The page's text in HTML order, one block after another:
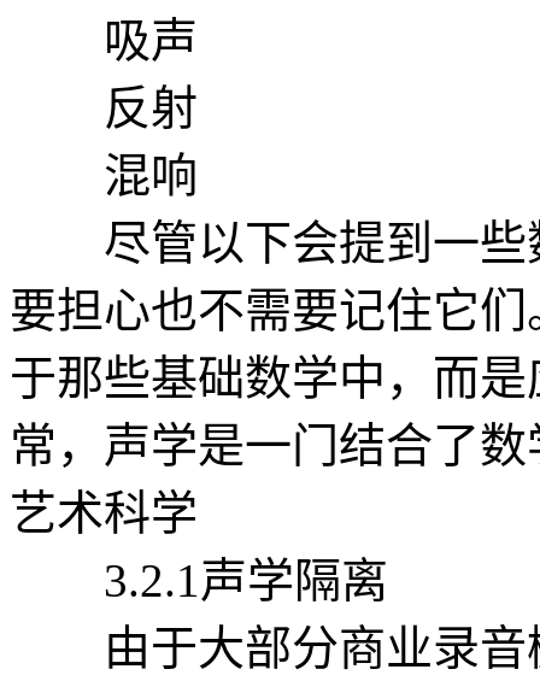
吸声
反射
混响
尽管以下会提到一些
要担心也不需要记住它
于那些基础数学中，而
常，声学是一门结合了
艺术科学
3.2.1声学隔离
由于大部分商业录音